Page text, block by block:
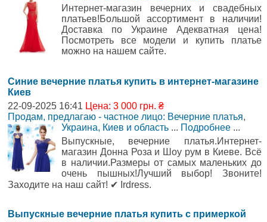
Интернет-магазин вечерних и свадебных
платьев!Большой ассортимент в наличии!
Доставка по Украине Адекватная цена!
Посмотреть все модели и купить платье
можно на нашем сайте.
Синие вечерние платья купить в интернет-магазине
Киев
22-09-2025 16:41 Цена: 3 000 грн. ₴
Продам, предлагаю - частное лицо: Вечерние платья,
Украина, Киев и область ... Подробнее ...
Выпускные, вечерние платья.Интернет-
магазин Донна Роза и Шоу рум в Киеве. Всё
в наличии.Размеры от самых маленьких до
очень пышных!Лучший выбор! Звоните!
Заходите на наш сайт! ✔ Irdress.
Выпускные вечерние платья купить с примеркой